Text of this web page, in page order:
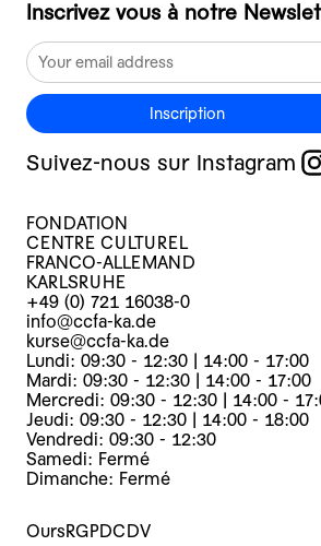
Inscrivez vous à notre
Inscription
Suivez-nous sur Instagram
FONDATION
CENTRE CULTUREL
FRANCO-ALLEMAND
KARLSRUHE
+49 (0) 721 16038-0
info@ccfa-ka.de
kurse@ccfa-ka.de
Lundi: 09:30 - 12:30 | 14:00 - 17:00
Mardi: 09:30 - 12:30 | 14:00 - 17:00
Mercredi: 09:30 - 12:30 | 14:00 -
Jeudi: 09:30 - 12:30 | 14:00 - 18:00
Vendredi: 09:30 - 12:30
Samedi: Fermé
Dimanche: Fermé
OursRGPDCDV